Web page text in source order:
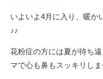
いよいよ4月に入り、暖か
♪♪
花粉症の方には夏が待ち
マで心も鼻もスッキリしま